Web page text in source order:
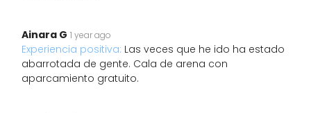
Ainara G 1 year ago
Experiencia positiva: Las veces que he ido ha estado
abarrotada de gente. Cala de arena con
aparcamiento gratuito.